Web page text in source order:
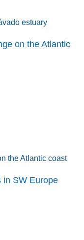
estuary
the Atlantic coast